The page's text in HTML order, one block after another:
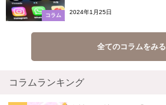
コラム
2024年1月25日
全てのコラムをみる
コラムランキング